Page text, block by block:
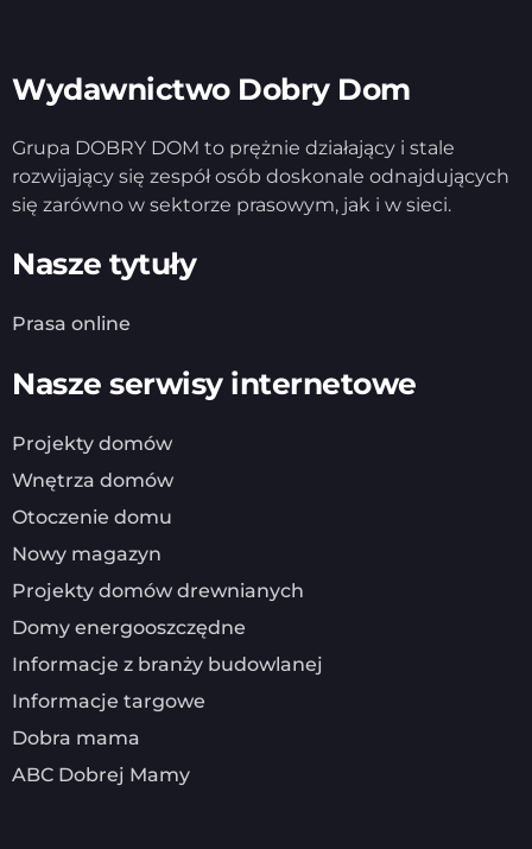
Wydawnictwo Dobry Dom
Grupa DOBRY DOM to prężnie działający i stale
rozwijający się zespół osób doskonale odnajdujących
się zarówno w sektorze prasowym, jak i w sieci.
Nasze tytuły
Prasa online
Nasze serwisy internetowe
Projekty domów
Wnętrza domów
Otoczenie domu
Nowy magazyn
Projekty domów drewnianych
Domy energooszczędne
Informacje z branży budowlanej
Informacje targowe
Dobra mama
ABC Dobrej Mamy